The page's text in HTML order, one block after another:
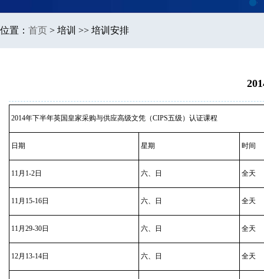
1
位置： 首页 > 培训 >> 培训安排
2014年下半年英国皇家采购与供应高级文凭（CIPS五级）认证课程
日期 星期 时间
11月1-2日 六、日 全天
11月15-16日 六、日 全天
11月29-30日 六、日 全天
12月13-14日 六、日 全天